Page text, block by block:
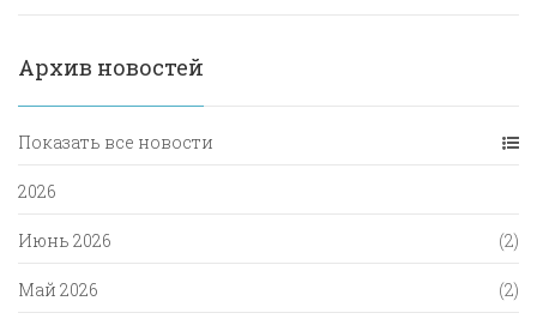
Архив новостей
Показать все новости
2026
Июнь 2026 (2)
Май 2026 (2)